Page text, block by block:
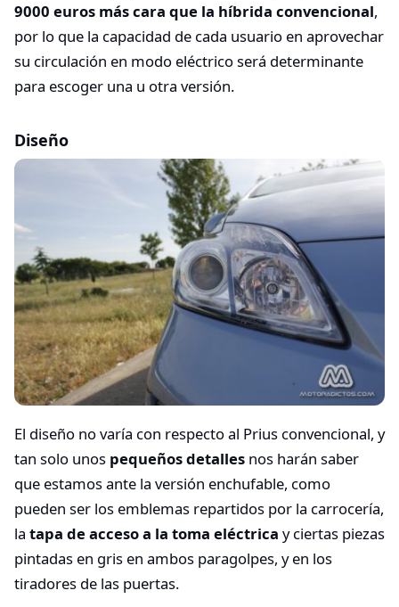
9000 euros más cara que la híbrida convencional,
por lo que la capacidad de cada usuario en aprovechar
su circulación en modo eléctrico será determinante
para escoger una u otra versión.
Diseño
El diseño no varía con respecto al Prius convencional, y
tan solo unos pequeños detalles nos harán saber
que estamos ante la versión enchufable, como
pueden ser los emblemas repartidos por la carrocería,
la tapa de acceso a la toma eléctrica y ciertas piezas
pintadas en gris en ambos paragolpes, y en los
tiradores de las puertas.